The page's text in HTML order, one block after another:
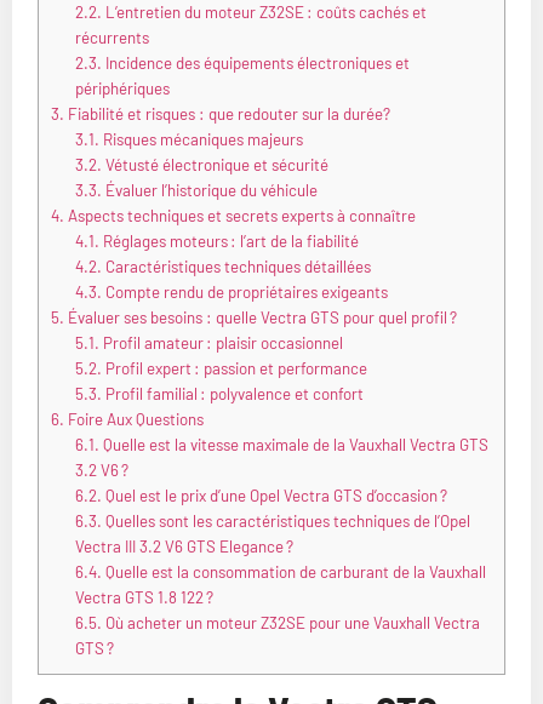
2.2. L’entretien du moteur Z32SE : coûts cachés et
récurrents
2.3. Incidence des équipements électroniques et
périphériques
3. Fiabilité et risques : que redouter sur la durée?
3.1. Risques mécaniques majeurs
3.2. Vétusté électronique et sécurité
3.3. Évaluer l’historique du véhicule
4. Aspects techniques et secrets experts à connaître
4.1. Réglages moteurs : l’art de la fiabilité
4.2. Caractéristiques techniques détaillées
4.3. Compte rendu de propriétaires exigeants
5. Évaluer ses besoins : quelle Vectra GTS pour quel profil ?
5.1. Profil amateur : plaisir occasionnel
5.2. Profil expert : passion et performance
5.3. Profil familial : polyvalence et confort
6. Foire Aux Questions
6.1. Quelle est la vitesse maximale de la Vauxhall Vectra GTS
3.2 V6 ?
6.2. Quel est le prix d’une Opel Vectra GTS d’occasion ?
6.3. Quelles sont les caractéristiques techniques de l’Opel
Vectra III 3.2 V6 GTS Elegance ?
6.4. Quelle est la consommation de carburant de la Vauxhall
Vectra GTS 1.8 122 ?
6.5. Où acheter un moteur Z32SE pour une Vauxhall Vectra
GTS ?